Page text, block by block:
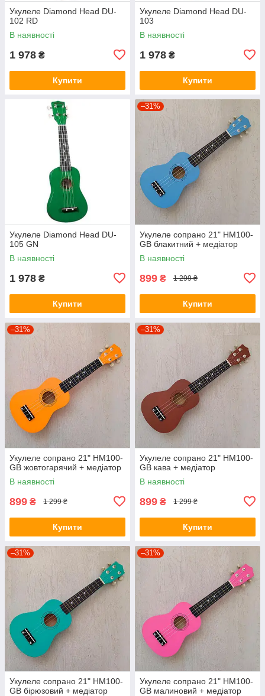
Укулеле Diamond Head DU-
102 RD
В наявності
1 978 ₴
Купити
Укулеле Diamond Head DU-
103
В наявності
1 978 ₴
Купити
Укулеле Diamond Head DU-
105 GN
В наявності
1 978 ₴
Купити
–31%
Укулеле сопрано 21" HM100-
GB блакитний + медіатор
В наявності
899 ₴ 1 299 ₴
Купити
–31%
Укулеле сопрано 21" HM100-
GB жовтогарячий + медіатор
В наявності
899 ₴ 1 299 ₴
Купити
–31%
Укулеле сопрано 21" HM100-
GB кава + медіатор
В наявності
899 ₴ 1 299 ₴
Купити
–31%
Укулеле сопрано 21" HM100-
GB бірюзовий + медіатор
–31%
Укулеле сопрано 21" HM100-
GB малиновий + медіатор